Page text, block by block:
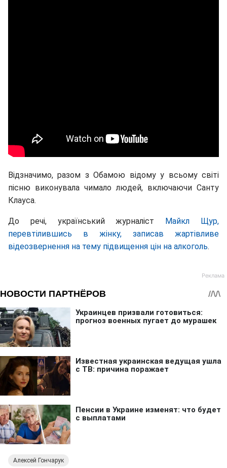
Відзначимо, разом з Обамою відому у всьому світі
пісню виконувала чимало людей, включаючи Санту
Клауса.
До речі, український журналіст Майкл Щур,
перевтілившись в жінку, записав жартівливе
відеозвернення на тему підвищення цін на алкоголь.
Алексей Гончарук